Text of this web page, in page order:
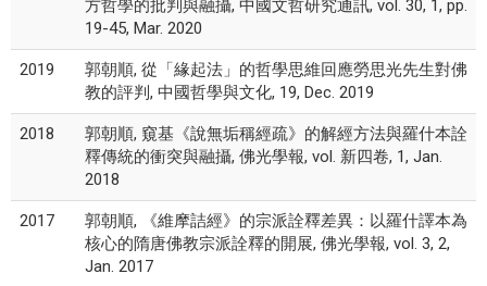
方哲學的批判與融攝, 中國文哲研究通訊, vol. 30, 1, pp.
19-45, Mar. 2020
2019
郭朝順, 從「緣起法」的哲學思維回應勞思光先生對佛
教的評判, 中國哲學與文化, 19, Dec. 2019
2018
郭朝順, 窺基《說無垢稱經疏》的解經方法與羅什本詮
釋傳統的衝突與融攝, 佛光學報, vol. 新四卷, 1, Jan.
2018
2017
郭朝順, 《維摩詰經》的宗派詮釋差異：以羅什譯本為
核心的隋唐佛教宗派詮釋的開展, 佛光學報, vol. 3, 2,
Jan. 2017